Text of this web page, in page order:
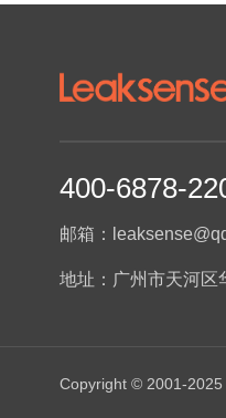
400-6878-
邮箱：
地址：广州市天河区
Copyright © 2001-2025